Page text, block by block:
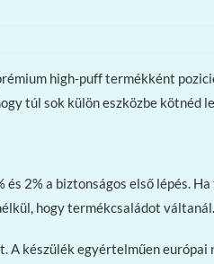
high-puff termékként
túl sok külön eszközbe kötnéd
2% a biztonságos első lépés.
hogy termékcsaládot váltanál.
készülék egyértelműen európai